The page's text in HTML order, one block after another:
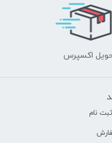
اکسپرس
نام